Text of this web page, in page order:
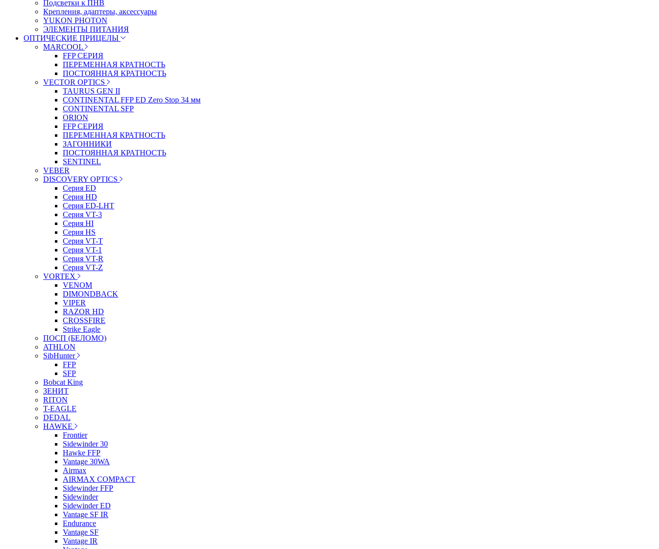
Подсветки к ПНВ
Крепления, адаптеры, аксессуары
YUKON PHOTON
ЭЛЕМЕНТЫ ПИТАНИЯ
ОПТИЧЕСКИЕ ПРИЦЕЛЫ
MARCOOL
FFP СЕРИЯ
ПЕРЕМЕННАЯ КРАТНОСТЬ
ПОСТОЯННАЯ КРАТНОСТЬ
VECTOR OPTICS
TAURUS GEN II
CONTINENTAL FFP ED Zero Stop 34 мм
CONTINENTAL SFP
ORION
FFP СЕРИЯ
ПЕРЕМЕННАЯ КРАТНОСТЬ
ЗАГОННИКИ
ПОСТОЯННАЯ КРАТНОСТЬ
SENTINEL
VEBER
DISCOVERY OPTICS
Серия ED
Серия HD
Серия ED-LHT
Серия VT-3
Серия HI
Серия HS
Серия VT-T
Серия VT-1
Серия VT-R
Серия VT-Z
VORTEX
VENOM
DIMONDBACK
VIPER
RAZOR HD
CROSSFIRE
Strike Eagle
ПОСП (БЕЛОМО)
ATHLON
SibHunter
FFP
SFP
Bobcat King
ЗЕНИТ
RITON
T-EAGLE
DEDAL
HAWKE
Frontier
Sidewinder 30
Hawke FFP
Vantage 30WA
Airmax
AIRMAX COMPACT
Sidewinder FFP
Sidewinder
Sidewinder ED
Vantage SF IR
Endurance
Vantage SF
Vantage IR